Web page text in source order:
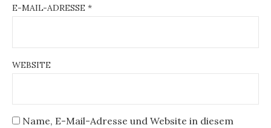
E-MAIL-ADRESSE *
WEBSITE
Name, E-Mail-Adresse und Website in diesem